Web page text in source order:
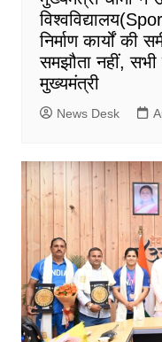
निर्माण कार्यों की
समझौता नहीं, सभी
मुख्यमंत्री
News Desk